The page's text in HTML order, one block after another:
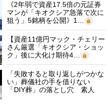
《2年弱で資産17.5倍の元証券
マンが「キオクシア急落で次に
狙う」5銘柄を公開》1…
【資産11億円マック・チェリー
さん厳選「キオクシア・ショッ
ク」後に大化け期待4…
「失敗すると取り返しがつかな
い」葬儀社の手を借りない
「DIY葬」の落とし穴 素人